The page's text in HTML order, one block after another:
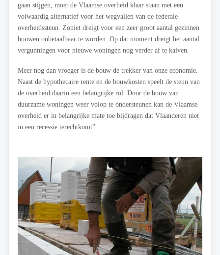
gaan stijgen, moet de Vlaamse overheid klaar staan met een
volwaardig alternatief voor het wegvallen van de federale
overheidssteun. Zoniet dreigt voor een zeer groot aantal gezinnen
bouwen onbetaalbaar te worden. Op dat moment dreigt het aantal
vergunningen voor nieuwe woningen nog verder af te kalven.
Meer nog dan vroeger is de bouw de trekker van onze economie.
Naast de hypothecaire rente en de bouwkosten speelt de steun van
de overheid daarin een belangrijke rol. Door de bouw van
duurzame woningen weer volop te ondersteunen kan de Vlaamse
overheid er in belangrijke mate toe bijdragen dat Vlaanderen niet
in een recessie terechtkomt”.